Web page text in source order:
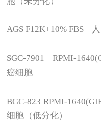
AGS F12K+10% FBS
SGC-7901 RPMI-
癌细胞
BGC-823 RPMI-
细胞（低分化）